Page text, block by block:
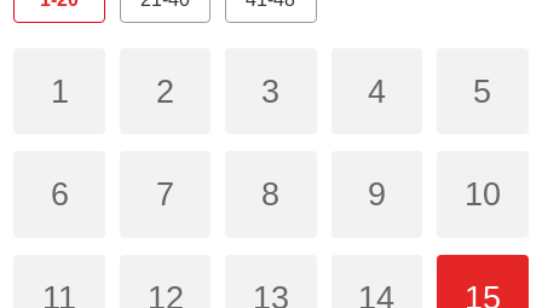
1 2 3 4 5
6 7 8 9 10
11 12 13 14 15